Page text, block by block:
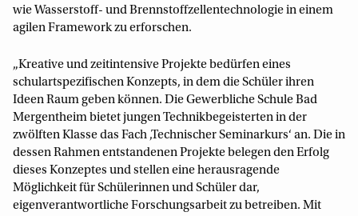
wie Wasserstoff- und Brennstoffzellentechnologie in einem
agilen Framework zu erforschen.
„Kreative und zeitintensive Projekte bedürfen eines
schulartspezifischen Konzepts, in dem die Schüler ihren
Ideen Raum geben können. Die Gewerbliche Schule Bad
Mergentheim bietet jungen Technikbegeisterten in der
zwölften Klasse das Fach ‚Technischer Seminarkurs‘ an. Die in
dessen Rahmen entstandenen Projekte belegen den Erfolg
dieses Konzeptes und stellen eine herausragende
Möglichkeit für Schülerinnen und Schüler dar,
eigenverantwortliche Forschungsarbeit zu betreiben. Mit